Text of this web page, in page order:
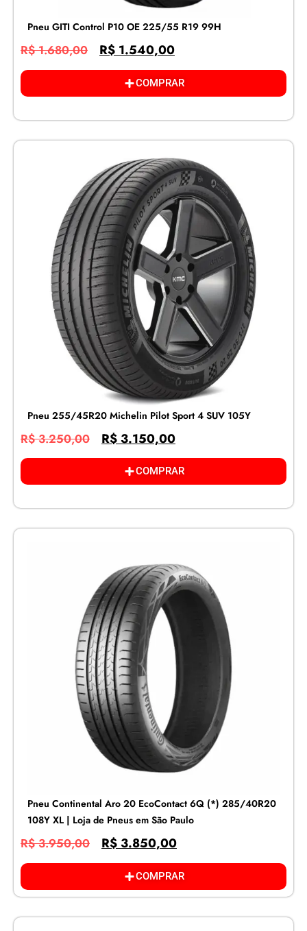
Pneu GITI Control P10 OE 225/55 R19 99H
R$1.680,00 R$1.540,00
COMPRAR
Pneu 255/45R20 Michelin Pilot Sport 4 SUV 105Y
R$3.250,00 R$ 3.150,00
COMPRAR
Pneu Continental Aro 20 EcoContact 6Q (*) 285/40R20
108Y XL | Loja de Pneus em São Paulo
R$3.950,00 R$ 3.850,00
COMPRAR